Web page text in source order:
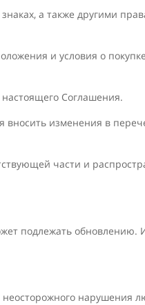
а также другими
и условия о
Соглашения.
изменения в
части и
подлежать обновлению.
нарушения